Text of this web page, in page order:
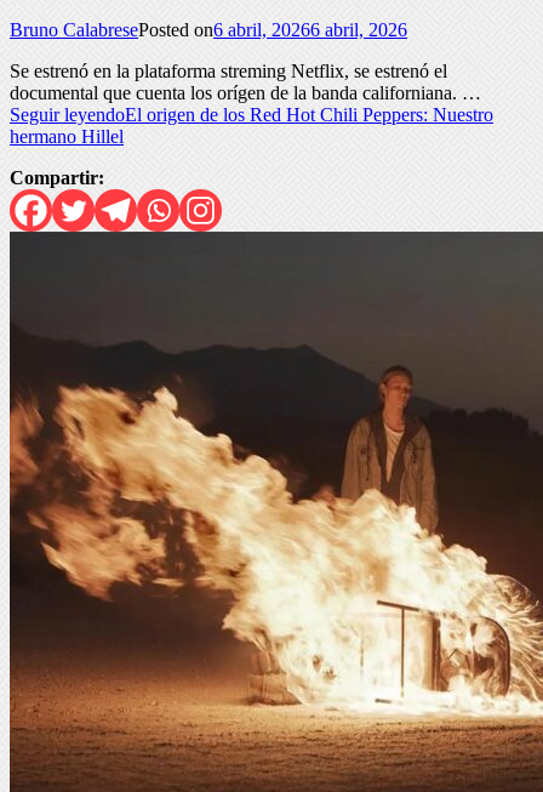
Bruno CalabresePosted on6 abril, 20266 abril, 2026
Se estrenó en la plataforma streming Netflix, se estrenó el
documental que cuenta los orígen de la banda californiana. …
Seguir leyendoEl origen de los Red Hot Chili Peppers: Nuestro
hermano Hillel
Compartir: